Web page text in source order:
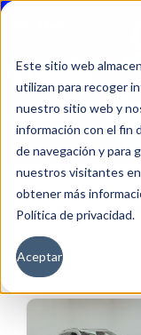
Este sitio web
utilizan para recoger
nuestro sitio web y
información con el fin
de navegación y para
nuestros visitantes
obtener más
Política de privacidad.
Aceptar
Inicio
Filtros